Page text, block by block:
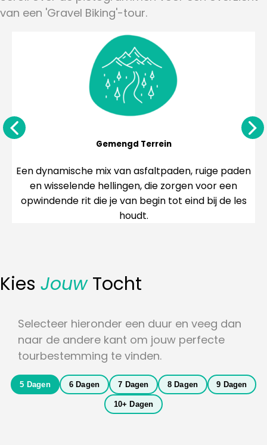
van een 'Gravel Biking'-tour.
Zin In Een Uitdagend?
Onze gravel tochten combineren een prachtig
landschap met net genoeg technische Uitdagend
om je scherp te houden.
Kies JouwTocht
Selecteer hieronder een duur en veeg dan
naar de andere kant om jouw perfecte
tourbestemming te vinden.
5 Dagen 6 Dagen 7 Dagen 8 Dagen 9 Dagen
10+ Dagen
Schotse Hooglanden 5-Daagse